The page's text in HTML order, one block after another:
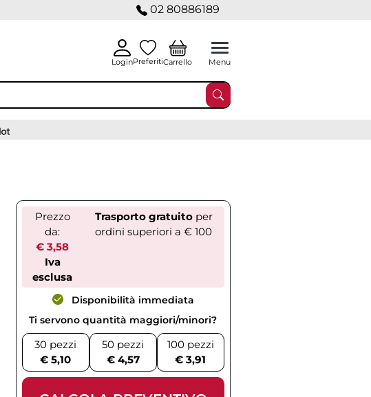
02 80886189
LoginPreferitiCarrello Menu
Prezzo
da:
€ 3,58
Iva
esclusa
Trasporto gratuitoper
ordini superiori a € 100
Disponibilità immediata
Ti servono quantità maggiori/minori?
30 pezzi
€ 5,10
50 pezzi
€ 4,57
100 pezzi
€ 3,91